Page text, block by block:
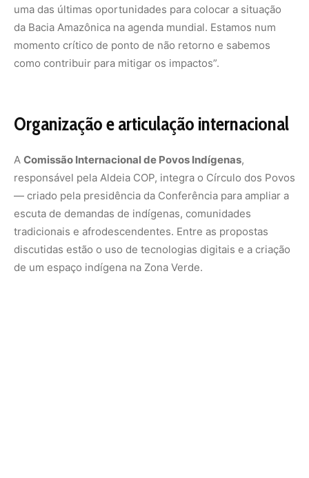
uma das últimas oportunidades para colocar a situação
da Bacia Amazônica na agenda mundial. Estamos num
momento crítico de ponto de não retorno e sabemos
como contribuir para mitigar os impactos”.
Organização e articulação internacional
A Comissão Internacional de Povos Indígenas,
responsável pela Aldeia COP, integra o Círculo dos Povos
— criado pela presidência da Conferência para ampliar a
escuta de demandas de indígenas, comunidades
tradicionais e afrodescendentes. Entre as propostas
discutidas estão o uso de tecnologias digitais e a criação
de um espaço indígena na Zona Verde.